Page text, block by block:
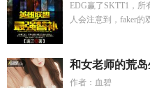
EDG赢了SKTT1，所
人会注意到，faker的
和女老师的荒
作者：血碧